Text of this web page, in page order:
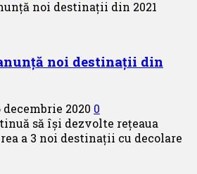
noi destinații din
decembrie 2020 0
să își dezvolte rețeaua
a 3 noi destinații cu decolare